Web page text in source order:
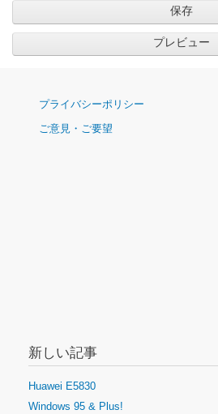
ナ
ゲ
プライバシーポリシー
ご意見・ご要望
新しい記事
Huawei E5830
Windows 95 & Plus!